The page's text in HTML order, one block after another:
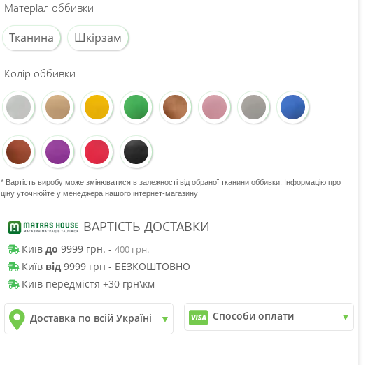
Матеріал оббивки
Тканина Шкірзам
Колір оббивки
* Вартість виробу може змінюватися в залежності від обраної тканини оббивки. Інформацію про
ціну уточнюйте у менеджера нашого інтернет-магазину
ВАРТІСТЬ ДОСТАВКИ
Київ до 9999 грн. - 400 грн.
Київ від9999 грн - БЕЗКОШТОВНО
Київ передмістя +30 грн\км
Доставка по всій Україні Способи оплати